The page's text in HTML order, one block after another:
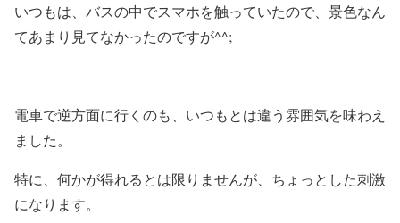
いつもは、バスの中でスマホを触っていたので、景色なん
てあまり見てなかったのですが^^;
電車で逆方面に行くのも、いつもとは違う雰囲気を味わえ
ました。
特に、何かが得れるとは限りませんが、ちょっとした刺激
になります。